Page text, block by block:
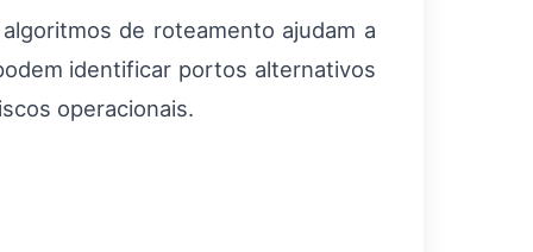
de roteamento ajudam a
identificar portos alternativos
operacionais.